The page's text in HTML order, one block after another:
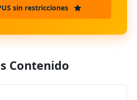
sin restricciones
Contenido